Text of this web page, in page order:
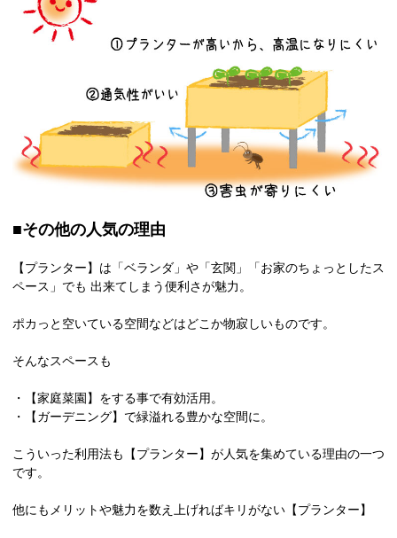
■その他の人気の理由
【プランター】は「ベランダ」や「玄関」「お家のちょっとしたス
ペース」でも 出来てしまう便利さが魅力。
ポカっと空いている空間などはどこか物寂しいものです。
そんなスペースも
・【家庭菜園】をする事で有効活用。
・【ガーデニング】で緑溢れる豊かな空間に。
こういった利用法も【プランター】が人気を集めている理由の一つ
です。
他にもメリットや魅力を数え上げればキリがない【プランター】